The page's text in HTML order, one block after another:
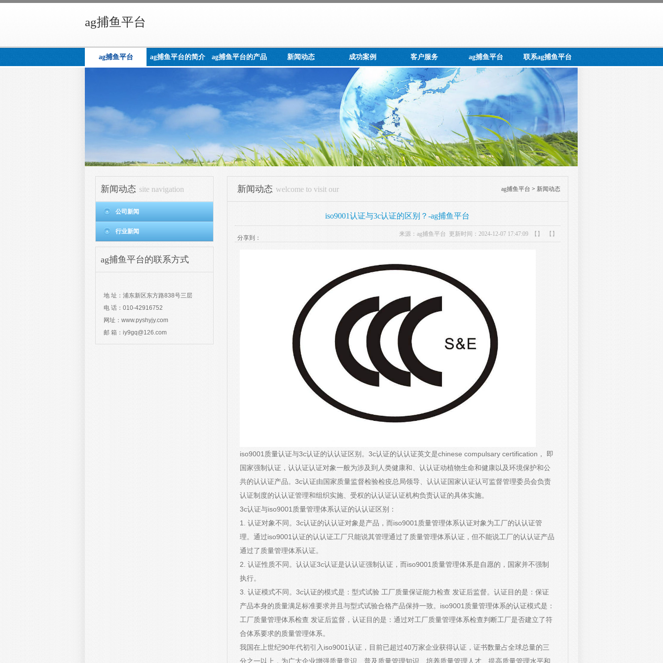
ag捕鱼平台
ag捕鱼平台 ag捕鱼平台的简介 ag捕鱼平台的产品 新闻动态 成功案例 客户服务 ag捕鱼平台 联系ag捕鱼平台
新闻动态 site navigation
公司新闻
行业新闻
ag捕鱼平台的联系方式
地 址：浦东新区东方路838号三层
电 话：010-42916752
网址：www.pyshyjy.com
邮 箱： iy9gq@126.com
ag捕鱼平台 > 新闻动态
新闻动态 welcome to visit our
iso9001认证与3c认证的区别？-ag捕鱼平台
分享到：
来源： ag捕鱼平台 更新时间：2024-12-07 17:47:09 【】 【】
iso9001质量认证与3c认证的认认证区别。3c认证的认认证英文是chinese compulsary certification， 即
国家强制认证，认认证认证对象一般为涉及到人类健康和、认认证动植物生命和健康以及环境保护和公
共的认认证产品。3c认证由国家质量监督检验检疫总局领导、认认证国家认证认可监督管理委员会负责
认证制度的认认证管理和组织实施、受权的认认证认证机构负责认证的具体实施。
3c认证与iso9001质量管理体系认证的认认证区别：
1. 认证对象不同。3c认证的认认证对象是产品，而iso9001质量管理体系认证对象为工厂的认认证管
理。通过iso9001认证的认认证工厂只能说其管理通过了质量管理体系认证，但不能说工厂的认认证产品
通过了质量管理体系认证。
2. 认证性质不同。认认证3c认证是认认证强制认证，而iso9001质量管理体系是自愿的，国家并不强制
执行。
3. 认证模式不同。3c认证的模式是：型式试验 工厂质量保证能力检查 发证后监督。认证目的是：保证
产品本身的质量满足标准要求并且与型式试验合格产品保持一致。iso9001质量管理体系的认证模式是：
工厂质量管理体系检查 发证后监督，认证目的是：通过对工厂质量管理体系检查判断工厂是否建立了符
合体系要求的质量管理体系。
我国在上世纪90年代初引入iso9001认证，目前已超过40万家企业获得认证，证书数量占全球总量的三
分之一以上，为广大企业增强质量意识、普及质量管理知识、培养质量管理人才、提高质量管理水平和